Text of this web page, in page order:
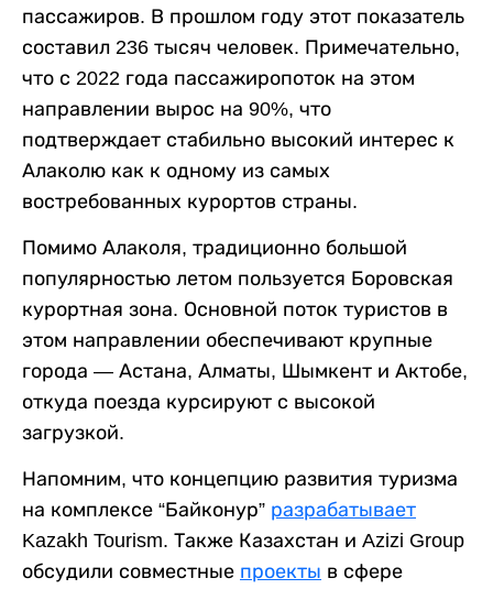
пассажиров. В прошлом году этот показатель
составил 236 тысяч человек. Примечательно,
что с 2022 года пассажиропоток на этом
направлении вырос на 90%, что
подтверждает стабильно высокий интерес к
Алаколю как к одному из самых
востребованных курортов страны.
Помимо Алаколя, традиционно большой
популярностью летом пользуется Боровская
курортная зона. Основной поток туристов в
этом направлении обеспечивают крупные
города — Астана, Алматы, Шымкент и Актобе,
откуда поезда курсируют с высокой
загрузкой.
Напомним, что концепцию развития туризма
на комплексе “Байконур” разрабатывает
Kazakh Tourism. Также Казахстан и Azizi Group
обсудили совместные проекты в сфере